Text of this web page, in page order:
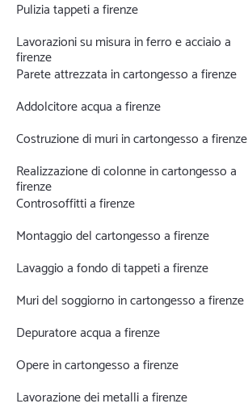
Pulizia tappeti a firenze
Lavorazioni su misura in ferro e acciaio a
firenze
Parete attrezzata in cartongesso a firenze
Addolcitore acqua a firenze
Costruzione di muri in cartongesso a firenze
Realizzazione di colonne in cartongesso a
firenze
Controsoffitti a firenze
Montaggio del cartongesso a firenze
Lavaggio a fondo di tappeti a firenze
Muri del soggiorno in cartongesso a firenze
Depuratore acqua a firenze
Opere in cartongesso a firenze
Lavorazione dei metalli a firenze